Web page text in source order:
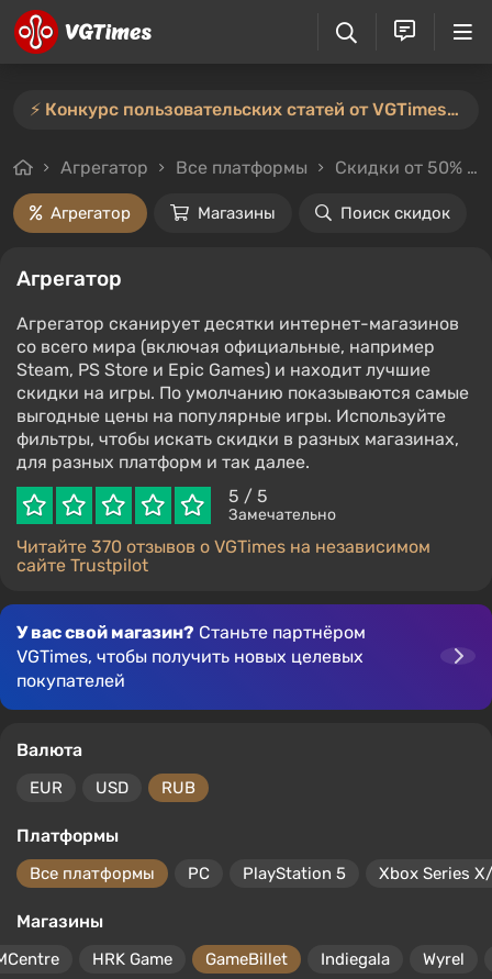
⚡️ Конкурс пользовательских статей от VGTimes продлён — участвуйте тут ⚡️
Агрегатор Все платформы Скидки от 50%
Агрегатор Магазины Поиск скидок
Агрегатор
Агрегатор сканирует десятки интернет-магазинов
со всего мира (включая официальные, например
Steam, PS Store и Epic Games) и находит лучшие
скидки на игры. По умолчанию показываются самые
выгодные цены на популярные игры. Используйте
фильтры, чтобы искать скидки в разных магазинах,
для разных платформ и так далее.
5 / 5
Замечательно
Читайте 370 отзывов о VGTimes на независимом
сайте Trustpilot
У вас свой магазин? Станьте партнёром
VGTimes, чтобы получить новых целевых
покупателей
Валюта
EUR USD RUB
Платформы
Все платформы PC PlayStation 5 Xbox Series
Магазины
HRK Game GameBillet Indiegala Wyrel